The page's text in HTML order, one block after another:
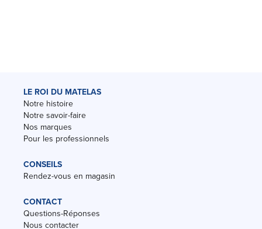
LE ROI DU MATELAS
Notre histoire
Notre savoir-faire
Nos marques
Pour les professionnels
CONSEILS
Rendez-vous en magasin
CONTACT
Questions-Réponses
Nous contacter